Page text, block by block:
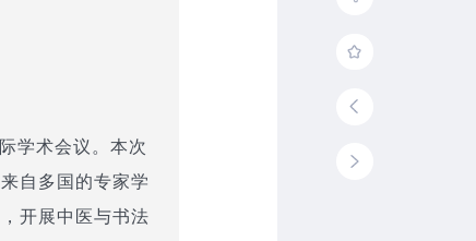
学术会议。本次
自多国的专家学
开展中医与书法